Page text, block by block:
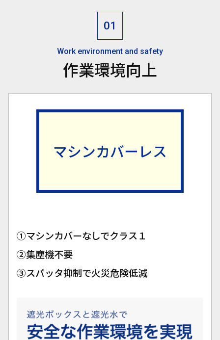
Work environment and safety
作業環境向上
マシンカバーレス
①マシンカバーなしでクラス１
②集塵機不要
③スパッタ抑制で火災危険低減